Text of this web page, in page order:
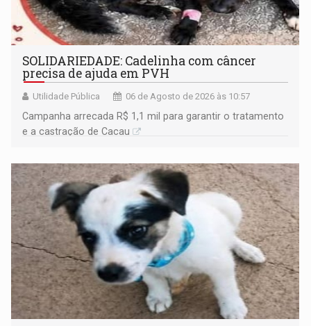
SOLIDARIEDADE: Cadelinha com câncer
precisa de ajuda em PVH
Utilidade Pública 06 de Agosto de 2026 às 10:57
Campanha arrecada R$ 1,1 mil para garantir o tratamento
e a castração de Cacau